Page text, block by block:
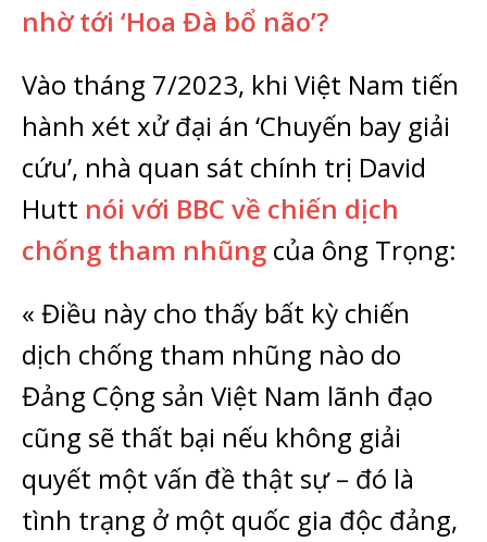
nhờ tới ‘Hoa Đà bổ não’?
Vào tháng 7/2023, khi Việt Nam tiến
hành xét xử đại án ‘Chuyến bay giải
cứu’, nhà quan sát chính trị David
Hutt nói với BBC về chiến dịch
chống tham nhũng của ông Trọng:
« Điều này cho thấy bất kỳ chiến
dịch chống tham nhũng nào do
Đảng Cộng sản Việt Nam lãnh đạo
cũng sẽ thất bại nếu không giải
quyết một vấn đề thật sự – đó là
tình trạng ở một quốc gia độc đảng,